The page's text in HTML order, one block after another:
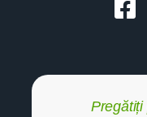
Pregătiți